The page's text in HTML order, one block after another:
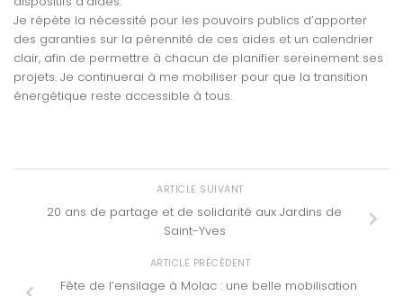
Je répète la nécessité pour les pouvoirs publics d’apporter
des garanties sur la pérennité de ces aides et un calendrier
clair, afin de permettre à chacun de planifier sereinement ses
projets. Je continuerai à me mobiliser pour que la transition
énergétique reste accessible à tous.
ARTICLE SUIVANT
20 ans de partage et de solidarité aux Jardins de
Saint-Yves
ARTICLE PRÉCÉDENT
Fête de l’ensilage à Molac : une belle mobilisation